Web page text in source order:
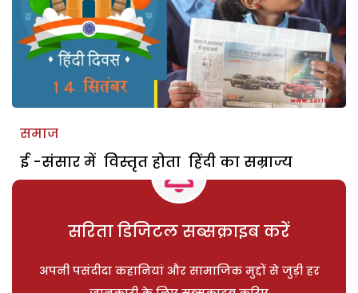
समाज
ई -संसार में विस्तृत होता हिंदी का सम्राज्य
सरिता डिजिटल सब्सक्राइब करें
अपनी पसंदीदा कहानियां और सामाजिक मुद्दों से जुड़ी हर